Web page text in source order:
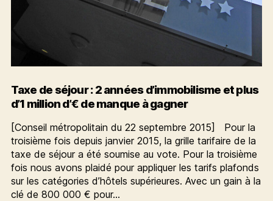
Taxe de séjour : 2 années d’immobilisme et plus
d’1 million d’€ de manque à gagner
[Conseil métropolitain du 22 septembre 2015] Pour la
troisième fois depuis janvier 2015, la grille tarifaire de la
taxe de séjour a été soumise au vote. Pour la troisième
fois nous avons plaidé pour appliquer les tarifs plafonds
sur les catégories d’hôtels supérieures. Avec un gain à la
clé de 800 000 € pour…